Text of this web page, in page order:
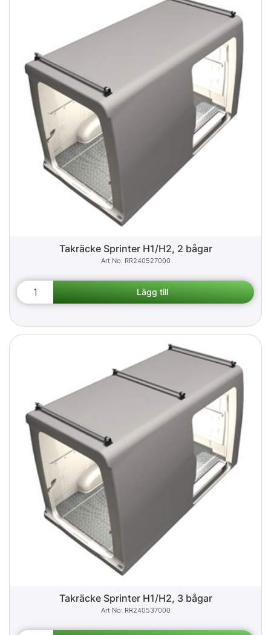
Takräcke Sprinter H1/H2, 2 bågar
RR240527000
Takräcke Sprinter H1/H2, 3 bågar
RR240537000